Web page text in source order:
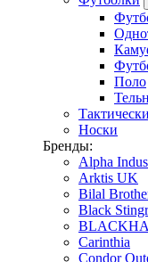
Поло
Носки
Бренды:
Alpha
Arktis UK
Bilal
Black
Carinthia
Condor